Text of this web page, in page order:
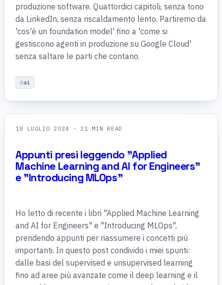
produzione software. Quattordici capitoli, senza tono
da LinkedIn, senza riscaldamento lento. Partiremo da
'cos'è un foundation model' fino a 'come si
gestiscono agenti in produzione su Google Cloud'
senza saltare le parti che contano.
ai
18 LUGLIO 2024 · 21 MIN READ
Appunti presi leggendo "Applied
Machine Learning and AI for Engineers"
e "Introducing MLOps"
Ho letto di recente i libri "Applied Machine Learning
and AI for Engineers" e "Introducing MLOps",
prendendo appunti per riassumere i concetti più
importanti. In questo post condivido i miei spunti:
dalle basi del supervised e unsupervised learning
fino ad aree più avanzate come il deep learning e il